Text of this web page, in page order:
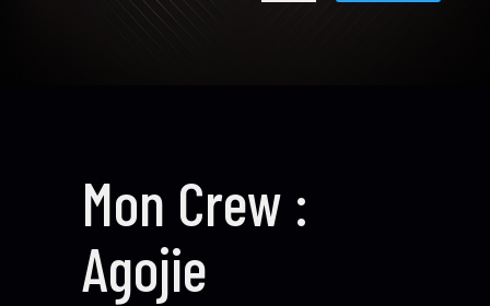
Mon Crew :
Agojie